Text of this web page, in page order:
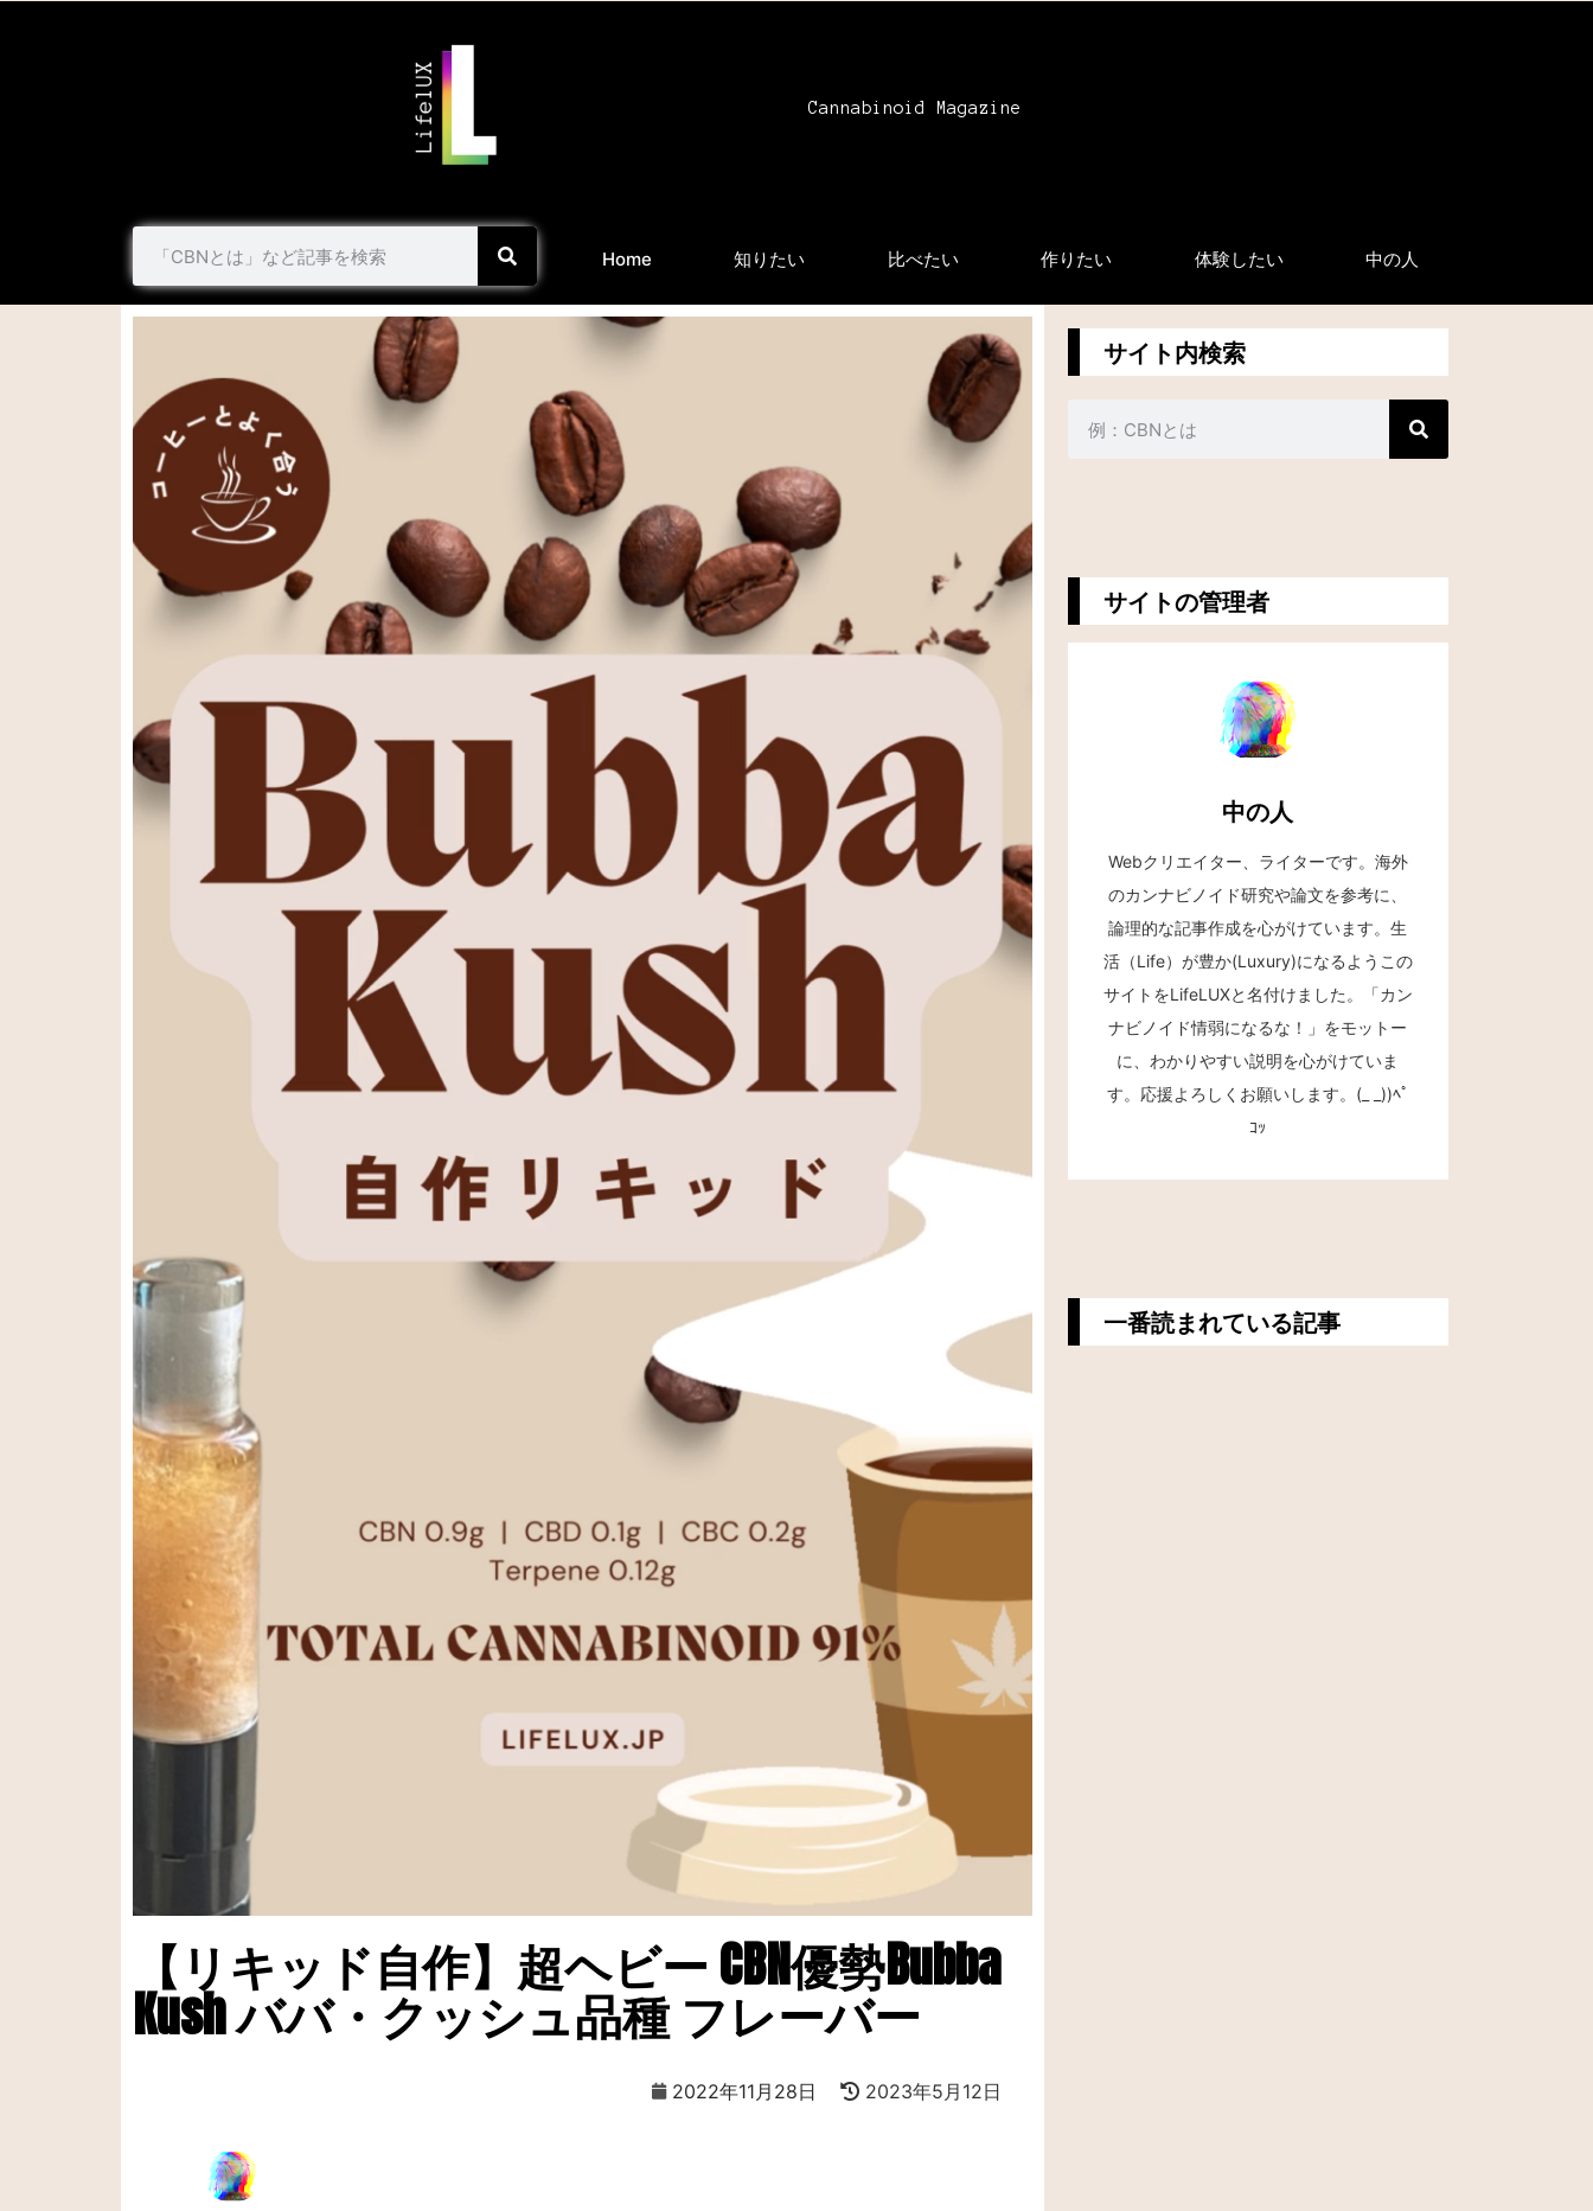
Cannabinoid Magazine
Home 知りたい 比べたい 作りたい 体験したい 中の人
【リキッド自作】超ヘビー CBN優勢Bubba
Kush ババ・クッシュ品種 フレーバー
2022年11月28日 2023年5月12日
サイト内検索
サイトの管理者
中の人
Webクリエイター、ライターです。海外
のカンナビノイド研究や論文を参考に、
論理的な記事作成を心がけています。生
活（Life）が豊か(Luxury)になるようこの
サイトをLifeLUXと名付けました。「カン
ナビノイド情弱になるな！」をモットー
に、わかりやすい説明を心がけていま
す。応援よろしくお願いします。(_ _))ﾍﾟ
ｺｯ
一番読まれている記事